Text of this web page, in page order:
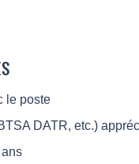
le poste
DATR, etc.)